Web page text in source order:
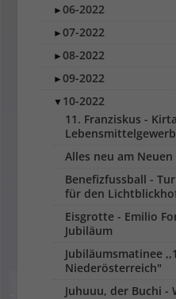
►06-2022
►07-2022
►08-2022
►09-2022
▼ 10-2022
11. Franziskus -
Alles neu am
Benefizfussball -
für den
Eisgrotte - Emilio
Jubiläum
Jubiläumsmatinee
Niederösterreich"
Juhuuu, der Buchi -